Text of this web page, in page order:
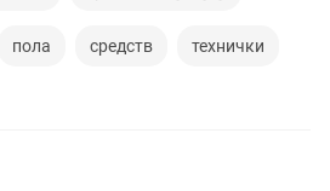
пола средств технички